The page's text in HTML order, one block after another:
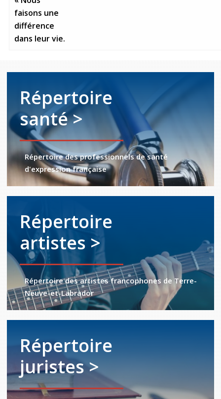
faisons une
différence
dans leur vie.
Répertoire
santé >
Répertoire des professionnels de santé
d'expression française
Répertoire
artistes >
Répertoire des artistes francophones de Terre-
Neuve-et-Labrador
Répertoire
juristes >